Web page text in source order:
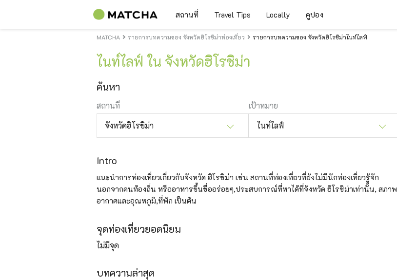
สถานที่ Travel Tips Locally คูปอง
MATCHA รายการบทความของ จังหวัดฮิโรชิม่าท่องเที่ยว รายการบทความของ จังหวัดฮิโรชิม่าไนท์ไลฟ์
ไนท์ไลฟ์ ใน จังหวัดฮิโรชิม่า
ค้นหา
สถานที่
จังหวัดฮิโรชิม่า
เป้าหมาย
ไนท์ไลฟ์
Intro
แนะนำการท่องเที่ยวเกี่ยวกับจังหวัด ฮิโรชิม่า เช่น สถานที่ท่องเที่ยวที่ยังไม่มีนักท่องเที่ยวรู้จัก
นอกจากคนท้องถิ่น หรืออาหารขึ้นชื่ออร่อยๆ,ประสบการณ์ที่หาได้ที่จังหวัด ฮิโรชิม่าเท่านั้น, สภาพ
อากาศและอุณหภูมิ,ที่พัก เป็นต้น
จุดท่องเที่ยวยอดนิยม
ไม่มีจุด
บทความล่าสุด